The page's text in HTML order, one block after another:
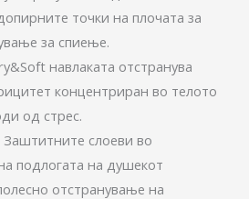
точки на плочата за
за спиење.
навлаката отстранува
концентриран во телото
од стрес.
слоеви во
подлогата на душекот
отстранување на